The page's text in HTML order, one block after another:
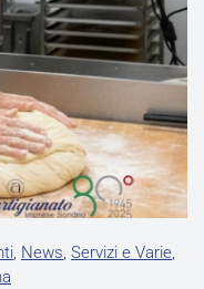
, News, Servizi e Varie,